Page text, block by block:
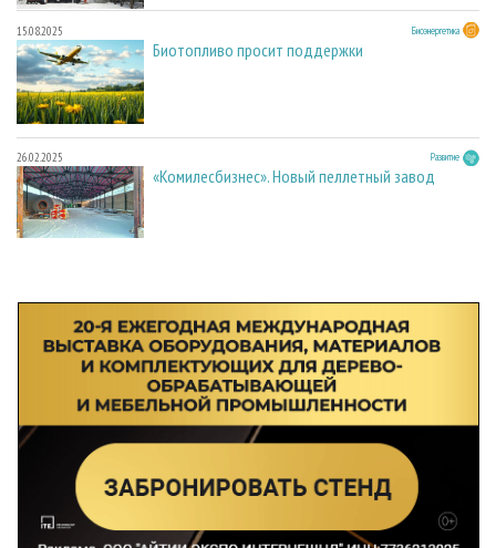
15.08.2025 Биоэнергетика
Биотопливо просит поддержки
26.02.2025 Развитие
«Комилесбизнес». Новый пеллетный завод